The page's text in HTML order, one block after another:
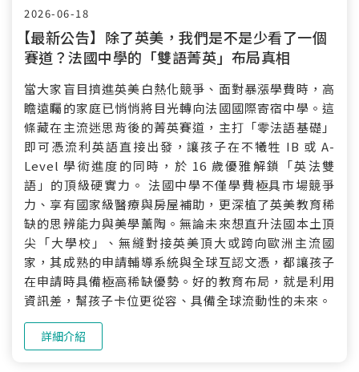
2026-06-18
【最新公告】 除了英美，我們是不是少看了一個
賽道？法國中學的「雙語菁英」布局真相
當大家盲目擠進英美白熱化競爭、面對暴漲學費時，高
瞻遠矚的家庭已悄悄將目光轉向法國國際寄宿中學。這
條藏在主流迷思背後的菁英賽道，主打「零法語基礎」
即可憑流利英語直接出發，讓孩子在不犧牲 IB 或 A-
Level 學術進度的同時，於 16 歲優雅解鎖「英法雙
語」的頂級硬實力。 法國中學不僅學費極具市場競爭
力、享有國家級醫療與房屋補助，更深植了英美教育稀
缺的思辨能力與美學薰陶。無論未來想直升法國本土頂
尖「大學校」、無縫對接英美頂大或跨向歐洲主流國
家，其成熟的申請輔導系統與全球互認文憑，都讓孩子
在申請時具備極高稀缺優勢。好的教育布局，就是利用
資訊差，幫孩子卡位更從容、具備全球流動性的未來。
詳細介紹